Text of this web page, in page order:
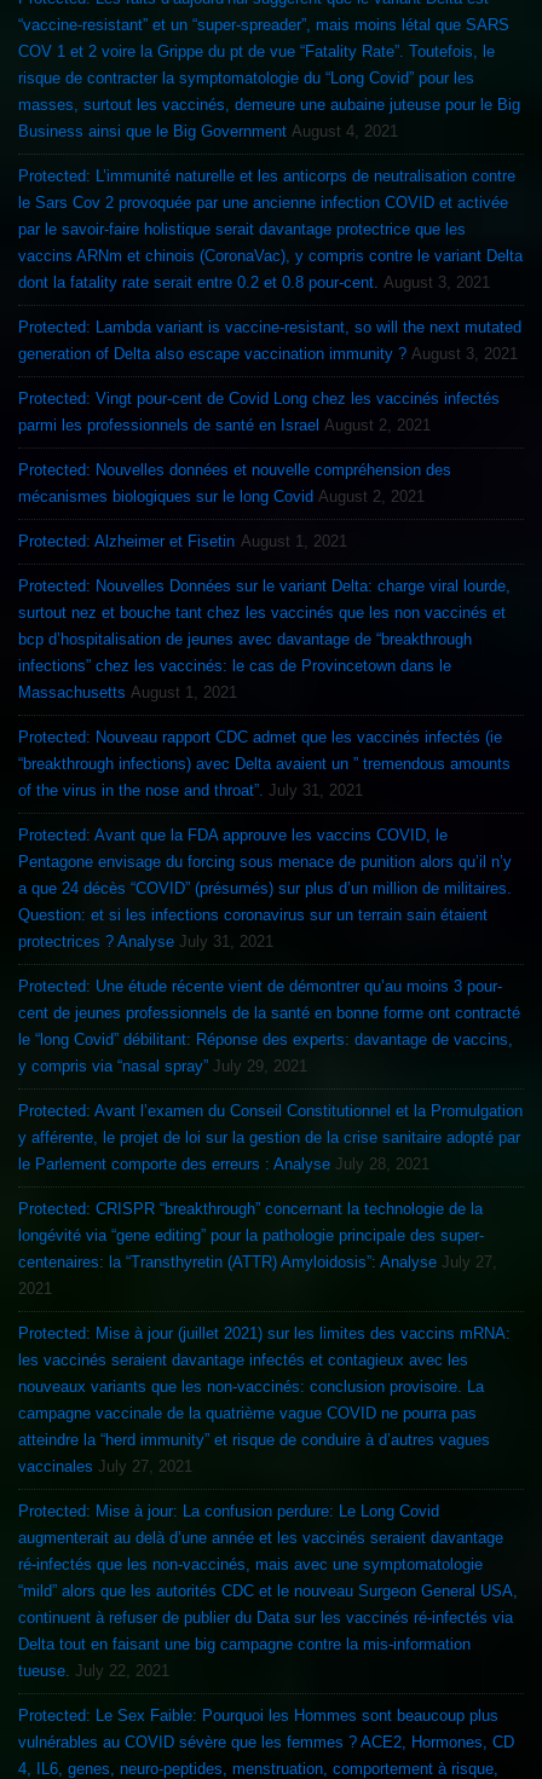
“vaccine-resistant” et un “super-spreader”, mais moins létal que SARS
COV 1 et 2 voire la Grippe du pt de vue “Fatality Rate”. Toutefois, le
risque de contracter la symptomatologie du “Long Covid” pour les
masses, surtout les vaccinés, demeure une aubaine juteuse pour le Big
Business ainsi que le Big Government August 4, 2021
Protected: L’immunité naturelle et les anticorps de neutralisation contre
le Sars Cov 2 provoquée par une ancienne infection COVID et activée
par le savoir-faire holistique serait davantage protectrice que les
vaccins ARNm et chinois (CoronaVac), y compris contre le variant Delta
dont la fatality rate serait entre 0.2 et 0.8 pour-cent. August 3, 2021
Protected: Lambda variant is vaccine-resistant, so will the next mutated
generation of Delta also escape vaccination immunity ? August 3, 2021
Protected: Vingt pour-cent de Covid Long chez les vaccinés infectés
parmi les professionnels de santé en Israel August 2, 2021
Protected: Nouvelles données et nouvelle compréhension des
mécanismes biologiques sur le long Covid August 2, 2021
Protected: Alzheimer et Fisetin August 1, 2021
Protected: Nouvelles Données sur le variant Delta: charge viral lourde,
surtout nez et bouche tant chez les vaccinés que les non vaccinés et
bcp d’hospitalisation de jeunes avec davantage de “breakthrough
infections” chez les vaccinés: le cas de Provincetown dans le
Massachusetts August 1, 2021
Protected: Nouveau rapport CDC admet que les vaccinés infectés (ie
“breakthrough infections) avec Delta avaient un ” tremendous amounts
of the virus in the nose and throat”. July 31, 2021
Protected: Avant que la FDA approuve les vaccins COVID, le
Pentagone envisage du forcing sous menace de punition alors qu’il n’y
a que 24 décès “COVID” (présumés) sur plus d’un million de militaires.
Question: et si les infections coronavirus sur un terrain sain étaient
protectrices ? Analyse July 31, 2021
Protected: Une étude récente vient de démontrer qu’au moins 3 pour-
cent de jeunes professionnels de la santé en bonne forme ont contracté
le “long Covid” débilitant: Réponse des experts: davantage de vaccins,
y compris via “nasal spray” July 29, 2021
Protected: Avant l’examen du Conseil Constitutionnel et la Promulgation
y afférente, le projet de loi sur la gestion de la crise sanitaire adopté par
le Parlement comporte des erreurs : Analyse July 28, 2021
Protected: CRISPR “breakthrough” concernant la technologie de la
longévité via “gene editing” pour la pathologie principale des super-
centenaires: la “Transthyretin (ATTR) Amyloidosis”: Analyse July 27,
2021
Protected: Mise à jour (juillet 2021) sur les limites des vaccins mRNA:
les vaccinés seraient davantage infectés et contagieux avec les
nouveaux variants que les non-vaccinés: conclusion provisoire. La
campagne vaccinale de la quatrième vague COVID ne pourra pas
atteindre la “herd immunity” et risque de conduire à d’autres vagues
vaccinales July 27, 2021
Protected: Mise à jour: La confusion perdure: Le Long Covid
augmenterait au delà d’une année et les vaccinés seraient davantage
ré-infectés que les non-vaccinés, mais avec une symptomatologie
“mild” alors que les autorités CDC et le nouveau Surgeon General USA,
continuent à refuser de publier du Data sur les vaccinés ré-infectés via
Delta tout en faisant une big campagne contre la mis-information
tueuse. July 22, 2021
Protected: Le Sex Faible: Pourquoi les Hommes sont beaucoup plus
vulnérables au COVID sévère que les femmes ? ACE2, Hormones, CD
4, IL6, genes, neuro-peptides, menstruation, comportement à risque,